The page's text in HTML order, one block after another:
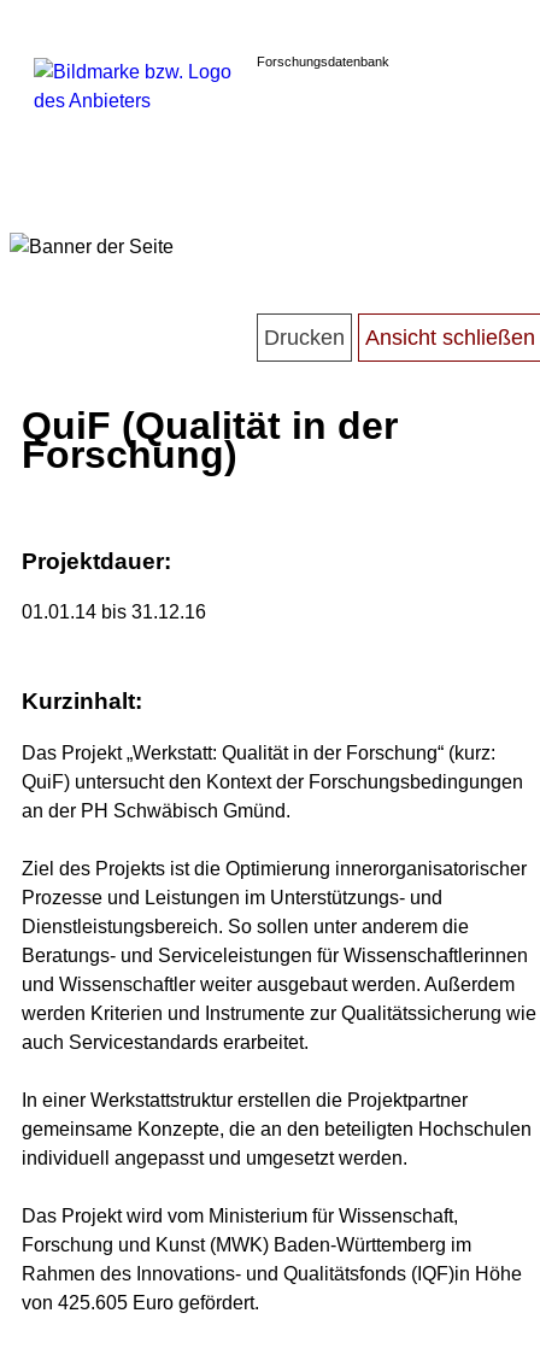
Forschungsdatenbank
QuiF (Qualität in der
Forschung)
Projektdauer:
01.01.14 bis 31.12.16
Kurzinhalt:
Das Projekt „Werkstatt: Qualität in der Forschung“ (kurz:
QuiF) untersucht den Kontext der Forschungsbedingungen
an der PH Schwäbisch Gmünd.
Ziel des Projekts ist die Optimierung innerorganisatorischer
Prozesse und Leistungen im Unterstützungs- und
Dienstleistungsbereich. So sollen unter anderem die
Beratungs- und Serviceleistungen für Wissenschaftlerinnen
und Wissenschaftler weiter ausgebaut werden. Außerdem
werden Kriterien und Instrumente zur Qualitätssicherung wie
auch Servicestandards erarbeitet.
In einer Werkstattstruktur erstellen die Projektpartner
gemeinsame Konzepte, die an den beteiligten Hochschulen
individuell angepasst und umgesetzt werden.
Das Projekt wird vom Ministerium für Wissenschaft,
Forschung und Kunst (MWK) Baden-Württemberg im
Rahmen des Innovations- und Qualitätsfonds (IQF)in Höhe
von 425.605 Euro gefördert.